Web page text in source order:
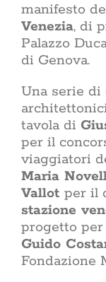
manifesto
Venezia, di
Palazzo
di Genova.
Una serie di
tavola di
per il
viaggiatori
Maria
Vallot per il
stazione
progetto
Guido
Fondazione